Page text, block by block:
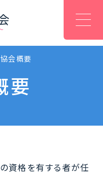
協会概要
要
資格を有する者が任